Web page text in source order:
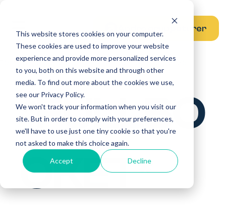
This website stores cookies on your computer.
These cookies are used to improve your website
experience and provide more personalized services
to you, both on this website and through other
media. To find out more about the cookies we use,
see our Privacy Policy.
We won't track your information when you visit our
site. But in order to comply with your preferences,
we'll have to use just one tiny cookie so that you're
not asked to make this choice again.
Accept Decline
Andre gruppeturer
15. november 2025 23. november 2025
*FULLBO
OKET*